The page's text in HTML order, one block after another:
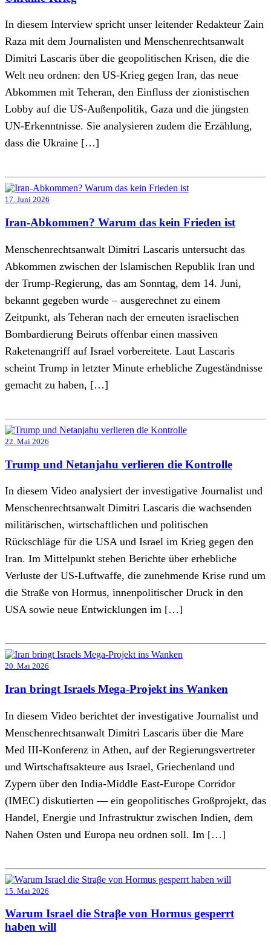
In diesem Interview spricht unser leitender Redakteur Zain
Raza mit dem Journalisten und Menschenrechtsanwalt
Dimitri Lascaris über die geopolitischen Krisen, die die
Welt neu ordnen: den US-Krieg gegen Iran, das neue
Abkommen mit Teheran, den Einfluss der zionistischen
Lobby auf die US-Außenpolitik, Gaza und die jüngsten
UN-Erkenntnisse. Sie analysieren zudem die Erzählung,
dass die Ukraine […]
17. Juni 2026
Iran-Abkommen? Warum das kein Frieden ist
Menschenrechtsanwalt Dimitri Lascaris untersucht das
Abkommen zwischen der Islamischen Republik Iran und
der Trump-Regierung, das am Sonntag, dem 14. Juni,
bekannt gegeben wurde – ausgerechnet zu einem
Zeitpunkt, als Teheran nach der erneuten israelischen
Bombardierung Beiruts offenbar einen massiven
Raketenangriff auf Israel vorbereitete. Laut Lascaris
scheint Trump in letzter Minute erhebliche Zugeständnisse
gemacht zu haben, […]
22. Mai 2026
Trump und Netanjahu verlieren die Kontrolle
In diesem Video analysiert der investigative Journalist und
Menschenrechtsanwalt Dimitri Lascaris die wachsenden
militärischen, wirtschaftlichen und politischen
Rückschläge für die USA und Israel im Krieg gegen den
Iran. Im Mittelpunkt stehen Berichte über erhebliche
Verluste der US-Luftwaffe, die zunehmende Krise rund um
die Straße von Hormus, innenpolitischer Druck in den
USA sowie neue Entwicklungen im […]
20. Mai 2026
Iran bringt Israels Mega-Projekt ins Wanken
In diesem Video berichtet der investigative Journalist und
Menschenrechtsanwalt Dimitri Lascaris über die Mare
Med III-Konferenz in Athen, auf der Regierungsvertreter
und Wirtschaftsakteure aus Israel, Griechenland und
Zypern über den India-Middle East-Europe Corridor
(IMEC) diskutierten — ein geopolitisches Großprojekt, das
Handel, Energie und Infrastruktur zwischen Indien, dem
Nahen Osten und Europa neu ordnen soll. Im […]
15. Mai 2026
Warum Israel die Straβe von Hormus gesperrt
haben will